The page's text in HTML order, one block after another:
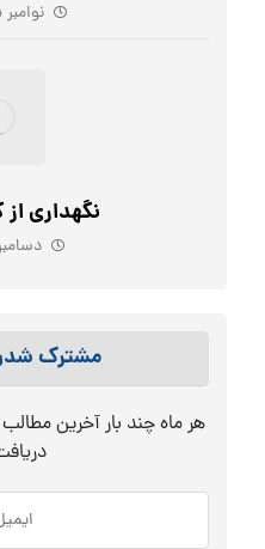
نوامبر ۲۵, ۲۰۱۷
نگهداری
دسامبر ۱۱,
مشترک
هر ماه چند بار آخرین